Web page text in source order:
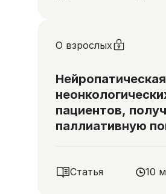
О взрослых
пациентов,
паллиативную
Статья 10